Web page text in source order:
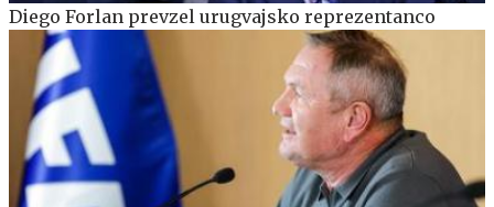
Diego Forlan prevzel urugvajsko reprezentanco